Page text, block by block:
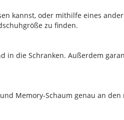
kannst, oder mithilfe eines
zu finden.
die Schranken. Außerdem
Memory-Schaum genau an